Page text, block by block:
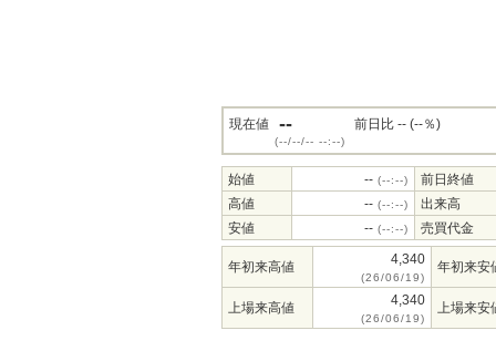
現在値 --
(--/--/-- --:--)
前日比 -- (--％)
始値 -- (--:--)
前日終値
高値
-- (--:--)
出来高
安値
-- (--:--) 売買代金
年初来高値 4,340
(26/06/19)
年初来安
上場来高値 4,340
(26/06/19)
上場来安